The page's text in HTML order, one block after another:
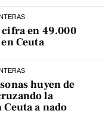
en 49.000
Ceuta
huyen de
la
a nado